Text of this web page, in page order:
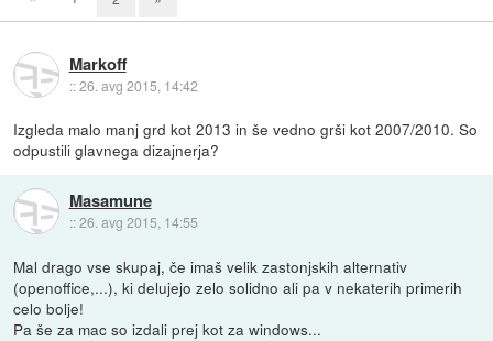
Markoff
::26. avg 2015, 14:42
Izgleda malo manj grd kot 2013 in še vedno grši kot 2007/2010. So
odpustili glavnega dizajnerja?
Masamune
::26. avg 2015, 14:55
Mal drago vse skupaj, če imaš velik zastonjskih alternativ
(openoffice,...), ki delujejo zelo solidno ali pa v nekaterih primerih
celo bolje!
Pa še za mac so izdali prej kot za windows...